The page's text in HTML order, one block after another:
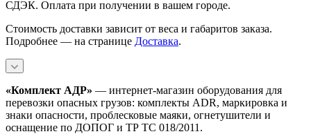
СДЭК. Оплата при получении в вашем городе.
Стоимость доставки зависит от веса и габаритов заказа.
Подробнее — на странице Доставка.
«Комплект АДР» — интернет-магазин оборудования для
перевозки опасных грузов: комплекты ADR, маркировка и
знаки опасности, проблесковые маяки, огнетушители и
оснащение по ДОПОГ и ТР ТС 018/2011.